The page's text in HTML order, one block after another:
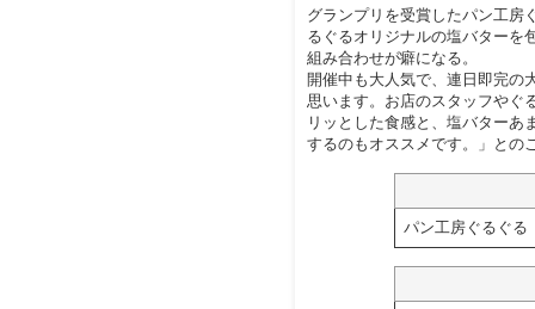
グランプリを受賞したパン工房
るぐるオリジナルの塩バターを
組み合わせが癖になる。
開催中も大人気で、連日即完の
思います。お店のスタッフやぐ
リッとした食感と、塩バターあ
するのもオススメです。」との
パン工房ぐるぐる